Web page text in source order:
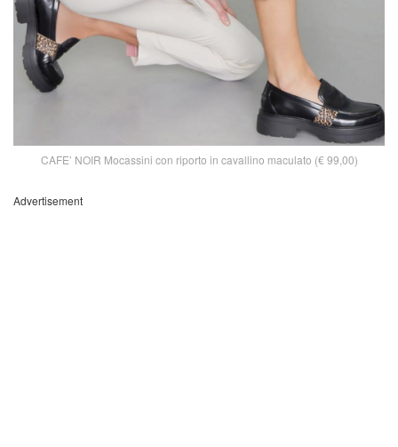
CAFE’ NOIR Mocassini con riporto in cavallino maculato (€ 99,00)
Advertisement